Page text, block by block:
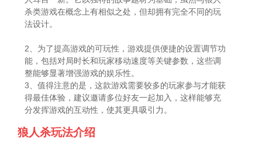
杀类游戏在概念上有相似之处，但却拥有完全不同的玩
法设计。
2、为了提高游戏的可玩性，游戏提供便捷的设置调节功
能，包括对局时长和玩家移动速度等关键参数，这些调
整能够显著增强游戏的娱乐性。
3、值得注意的是，这款游戏需要较多的玩家参与才能获
得最佳体验，建议邀请多位好友一起加入，这样能够充
分发挥游戏的互动性，使其更具吸引力。
狼人杀玩法介绍